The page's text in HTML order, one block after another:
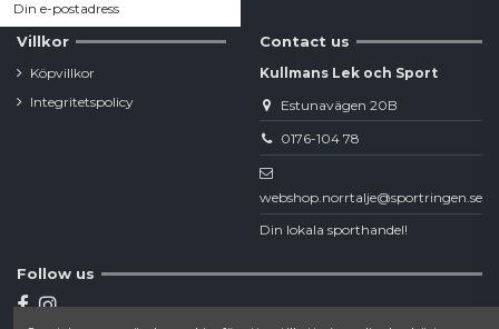
Villkor
Köpvillkor
Integritetspolicy
Contact us
Kullmans Lek och Sport
Estunavägen 20B
0176-104 78
webshop.norrtalje@sportringen.se
Din lokala sporthandel!
Follow us